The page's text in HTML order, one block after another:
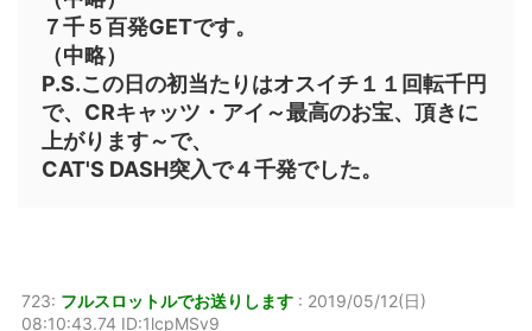
７千５百発GETです。
（中略）
P.S.この日の初当たりはオスイチ１１回転千円
で、CRキャッツ・アイ～最高のお宝、頂きに
上がります～で、
CAT'S DASH突入で４千発でした。
723: フルスロットルでお送りします : 2019/05/12(日)
08:10:43.74 ID:1lcpMSv9